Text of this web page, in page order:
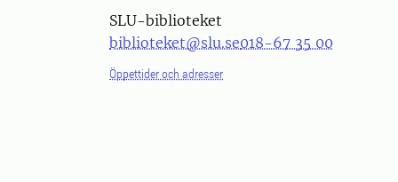
SLU-biblioteket
biblioteket@slu.se018-67 35 00
Öppettider och adresser